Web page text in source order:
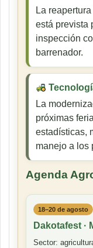
La
está prevista
inspección
barrenador.
La
próximas
estadísticas,
manejo a los
Agenda
18–20 de agosto
Dakotafest ·
Sector: